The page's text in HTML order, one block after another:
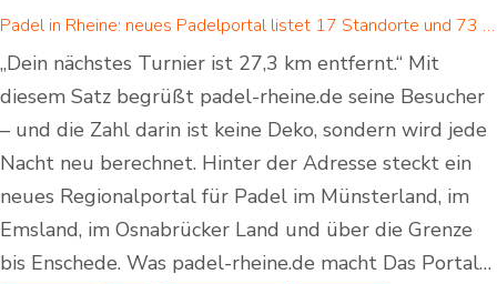
Padel in Rheine: neues Padelportal listet 17 Standorte und 73 Padel-Courts in Rheine und Umgebung
„Dein nächstes Turnier ist 27,3 km entfernt.“ Mit
diesem Satz begrüßt padel-rheine.de seine Besucher
– und die Zahl darin ist keine Deko, sondern wird jede
Nacht neu berechnet. Hinter der Adresse steckt ein
neues Regionalportal für Padel im Münsterland, im
Emsland, im Osnabrücker Land und über die Grenze
bis Enschede. Was padel-rheine.de macht Das Portal…